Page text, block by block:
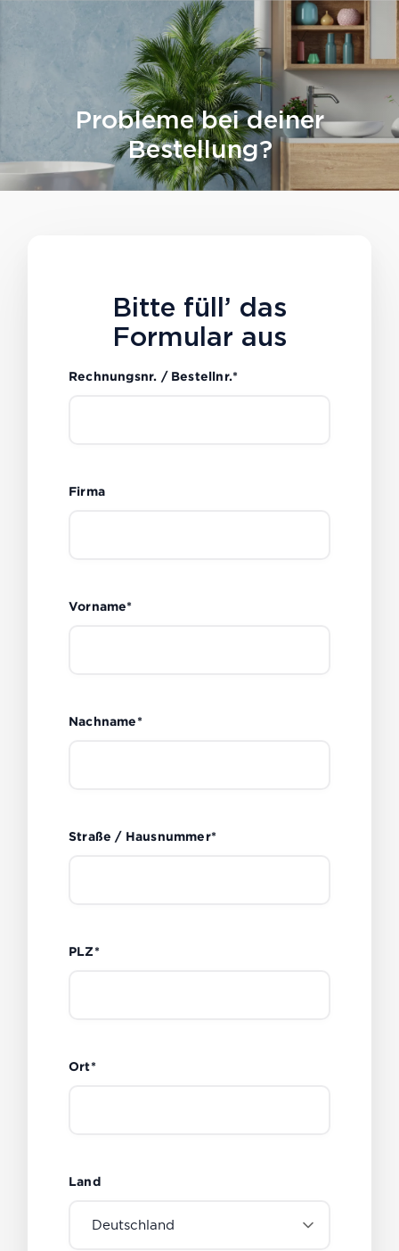
Probleme bei deiner
Bestellung?
Bitte füll’ das
Formular aus
Rechnungsnr. / Bestellnr.*
Firma
Vorname*
Nachname*
Straße / Hausnummer*
PLZ*
Ort*
Land